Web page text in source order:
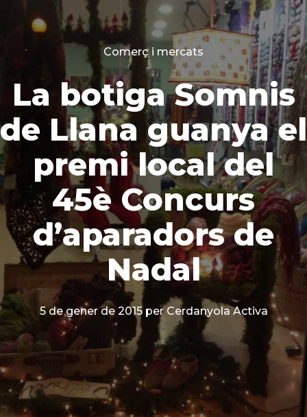
Categories
Comerç i mercats
La botiga Somnis
de Llana guanya el
premi local del
45è Concurs
d’aparadors de
Nadal
5 de gener de 2015 per Cerdanyola Activa